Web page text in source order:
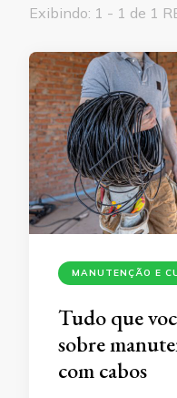
Exibindo: 1 - 1 de 1
MANUTENÇÃO E
Tudo que
sobre
com cabos